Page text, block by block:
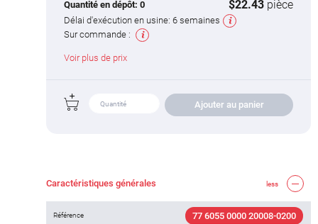
Quantité en dépôt: 0 $22.43 pièce
Délai d'exécution en usine: 6 semaines
Sur commande :
Voir plus de prix
Ajouter au panier
Caractéristiques générales less
Référence 77 6055 0000 20008-0200